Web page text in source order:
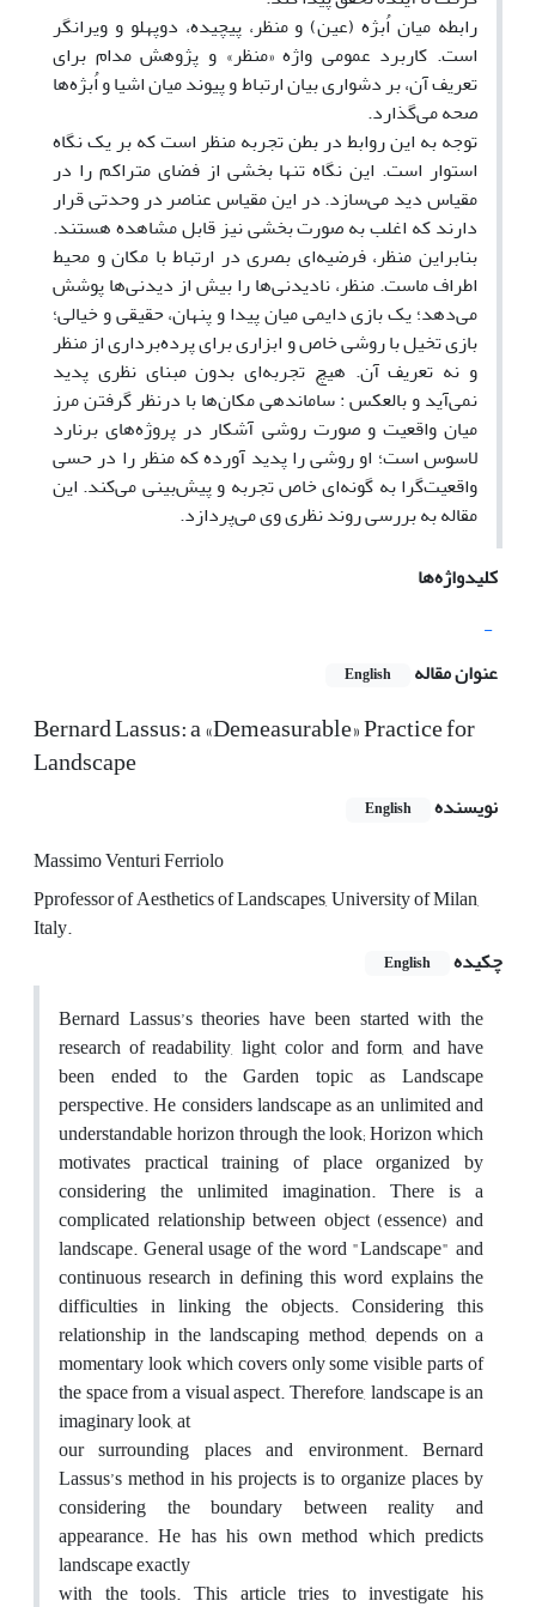
رابطه میان اُبژه (عین) و منظر، پیچیده، دوپهلو و ویرانگر
است. کاربرد عمومی واژه «منظر» و پژوهش مدام برای
تعریف آن، بر دشواری بیان ارتباط و پیوند میان اشیا و اُبژه‌ها
صحه می‌گذارد.
توجه به این روابط در بطن تجربه منظر است که بر یک نگاه
استوار است. این نگاه تنها بخشی از فضای متراکم را در
مقیاس دید می‌سازد. در این مقیاس عناصر در وحدتی قرار
دارند که اغلب به صورت بخشی نیز قابل مشاهده هستند.
بنابراین منظر، فرضیه‌ای بصری در ارتباط با مکان و محیط
اطراف ماست. منظر، نادیدنی‌ها را بیش از دیدنی‌ها پوشش
می‌دهد؛ یک بازی دایمی میان پیدا و پنهان، حقیقی و خیالی؛
بازی تخیل با روشی خاص و ابزاری برای پرده‌برداری از منظر
و نه تعریف‌ آن. هیچ تجربه‌ای بدون مبنای نظری پدید
نمی‌آید و بالعکس : ساماندهی مکان‌ها با درنظر گرفتن مرز
میان واقعیت و صورت روشی آشکار در پروژه‌های برنارد
لاسوس است؛ او روشی را پدید آورده که منظر را در حسی
واقعیت‌گرا به گونه‌ای خاص تجربه و پیش‌بینی می‌کند. این
مقاله به بررسی روند نظری وی می‌پردازد.
کلیدواژه‌ها
-
عنوان مقاله
English
Bernard Lassus: a «Demeasurable» Practice for
Landscape
نویسنده English
Massimo Venturi Ferriolo
Pprofessor of Aesthetics of Landscapes, University of Milan,
Italy.
چکیده
English
Bernard Lassus’s theories have been started with the
research of readability, light, color and form, and have
been ended to the Garden topic as Landscape
perspective. He considers landscape as an unlimited and
understandable horizon through the look; Horizon which
motivates practical training of place organized by
considering the unlimited imagination. There is a
complicated relationship between object (essence) and
landscape. General usage of the word "Landscape" and
continuous research in defining this word explains the
difficulties in linking the objects. Considering this
relationship in the landscaping method, depends on a
momentary look which covers only some visible parts of
the space from a visual aspect. Therefore, landscape is an
imaginary look, at
our surrounding places and environment. Bernard
Lassus’s method in his projects is to organize places by
considering the boundary between reality and
appearance. He has his own method which predicts
landscape exactly
with the tools. This article tries to investigate his